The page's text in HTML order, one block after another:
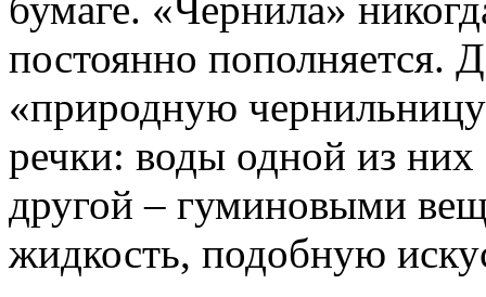
постоянно пополняется.
«природную
речки: воды одной из них
другой – гуминовыми
жидкость, подобную